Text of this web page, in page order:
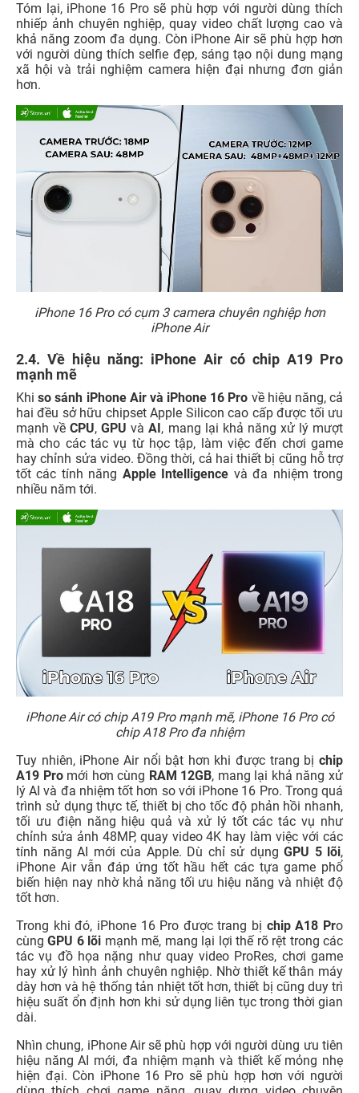
Tóm lại, iPhone 16 Pro sẽ phù hợp với người dùng thích
nhiếp ảnh chuyên nghiệp, quay video chất lượng cao và
khả năng zoom đa dụng. Còn iPhone Air sẽ phù hợp hơn
với người dùng thích selfie đẹp, sáng tạo nội dung mạng
xã hội và trải nghiệm camera hiện đại nhưng đơn giản
hơn.
iPhone 16 Pro có cụm 3 camera chuyên nghiệp hơn
iPhone Air
2.4. Về hiệu năng: iPhone Air có chip A19 Pro
mạnh mẽ
Khiso sánh iPhone Air và iPhone 16 Pro về hiệu năng, cả
hai đều sở hữu chipset Apple Silicon cao cấp được tối ưu
mạnh vềCPU,GPU vàAI , mang lại khả năng xử lý mượt
mà cho các tác vụ từ học tập, làm việc đến chơi game
hay chỉnh sửa video. Đồng thời, cả hai thiết bị cũng hỗ trợ
tốt các tính năng Apple Intelligence và đa nhiệm trong
nhiều năm tới.
iPhone Air có chip A19 Pro mạnh mẽ, iPhone 16 Pro có
chip A18 Pro đa nhiệm
Tuy nhiên, iPhone Air nổi bật hơn khi được trang bị chip
A19 Promới hơn cùng RAM 12GB, mang lại khả năng xử
lý AI và đa nhiệm tốt hơn so với iPhone 16 Pro. Trong quá
trình sử dụng thực tế, thiết bị cho tốc độ phản hồi nhanh,
tối ưu điện năng hiệu quả và xử lý tốt các tác vụ như
chỉnh sửa ảnh 48MP, quay video 4K hay làm việc với các
tính năng AI mới của Apple. Dù chỉ sử dụng GPU 5 lõi,
iPhone Air vẫn đáp ứng tốt hầu hết các tựa game phổ
biến hiện nay nhờ khả năng tối ưu hiệu năng và nhiệt độ
tốt hơn.
Trong khi đó, iPhone 16 Pro được trang bị chip A18 Pro
cùngGPU 6 lõi mạnh mẽ, mang lại lợi thế rõ rệt trong các
tác vụ đồ họa nặng như quay video ProRes, chơi game
hay xử lý hình ảnh chuyên nghiệp. Nhờ thiết kế thân máy
dày hơn và hệ thống tản nhiệt tốt hơn, thiết bị cũng duy trì
hiệu suất ổn định hơn khi sử dụng liên tục trong thời gian
dài.
Nhìn chung, iPhone Air sẽ phù hợp với người dùng ưu tiên
hiệu năng AI mới, đa nhiệm mạnh và thiết kế mỏng nhẹ
hiện đại. Còn iPhone 16 Pro sẽ phù hợp hơn với người